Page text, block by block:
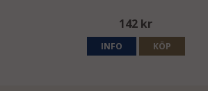
142 kr
INFO KÖP